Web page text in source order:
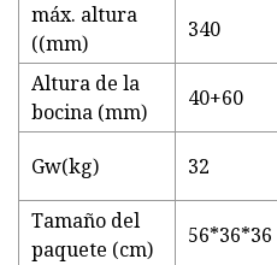
máx. altura
((mm)
340
Altura de la
bocina (mm)
40+60
Gw(kg) 32
Tamaño del
paquete (cm)
56*36*36